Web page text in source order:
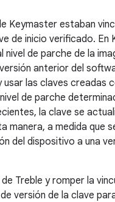
Keymaster estaban
de inicio verificado.
de parche de la
anterior del
las claves creadas
de parche
la clave se
manera, a medida que
del dispositivo a una
Treble y romper la
versión de la clave